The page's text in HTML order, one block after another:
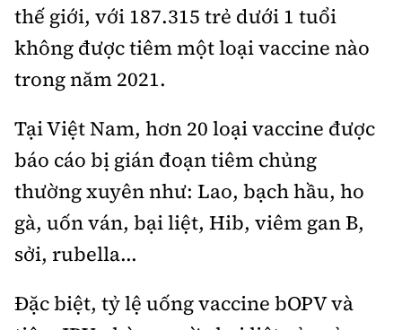
thế giới, với 187.315 trẻ dưới 1 tuổi
không được tiêm một loại vaccine nào
trong năm 2021.
Tại Việt Nam, hơn 20 loại vaccine được
báo cáo bị gián đoạn tiêm chủng
thường xuyên như: Lao, bạch hầu, ho
gà, uốn ván, bại liệt, Hib, viêm gan B,
sởi, rubella...
Đặc biệt, tỷ lệ uống vaccine bOPV và